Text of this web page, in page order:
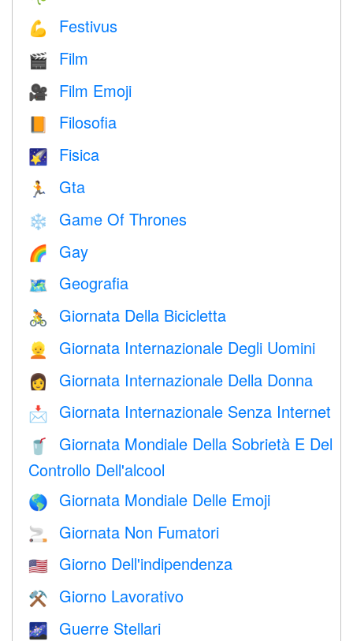
💪 Festivus
🎬 Film
🎥 Film Emoji
📙 Filosofia
🌠 Fisica
🏃 Gta
❄️ Game Of Thrones
🌈 Gay
🗺 Geografia
🚴 Giornata Della Bicicletta
👱 Giornata Internazionale Degli Uomini
👩 Giornata Internazionale Della Donna
📩 Giornata Internazionale Senza Internet
🥤
Giornata Mondiale Della Sobrietà E Del
Controllo Dell'alcool
🌎 Giornata Mondiale Delle Emoji
🚬 Giornata Non Fumatori
🇺🇸 Giorno Dell'indipendenza
⚒️ Giorno Lavorativo
🌌 Guerre Stellari